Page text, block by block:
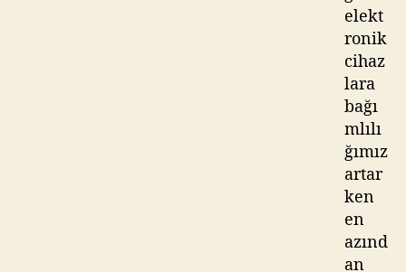
elekt
ronik
cihaz
lara
bağı
mlılı
ğımız
artar
ken
en
azınd
an